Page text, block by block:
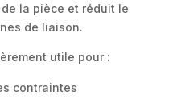
la pièce et réduit le
de liaison.
utile pour :
contraintes